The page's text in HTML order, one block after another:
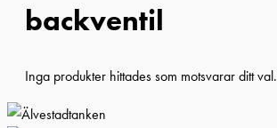
backventil
Inga produkter hittades som motsvarar ditt val.